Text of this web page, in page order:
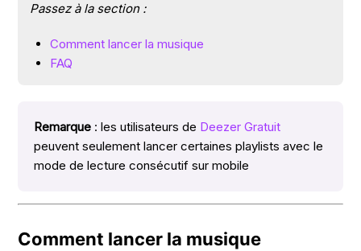
Passez à la section :
Comment lancer la musique
FAQ
Remarque : les utilisateurs de Deezer Gratuit
peuvent seulement lancer certaines playlists avec le
mode de lecture consécutif sur mobile
Comment lancer la musique